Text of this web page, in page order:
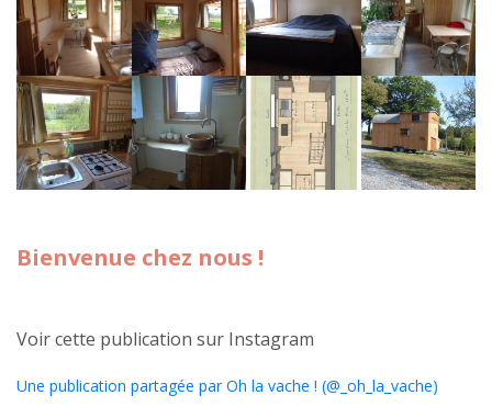
Bienvenue chez nous !
Voir cette publication sur Instagram
Une publication partagée par Oh la vache ! (@_oh_la_vache)